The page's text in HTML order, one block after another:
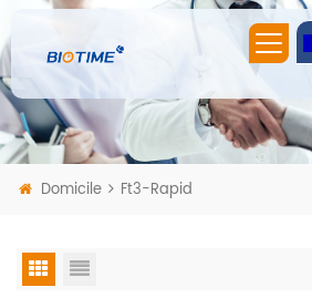
Domicile Ft3-Rapid